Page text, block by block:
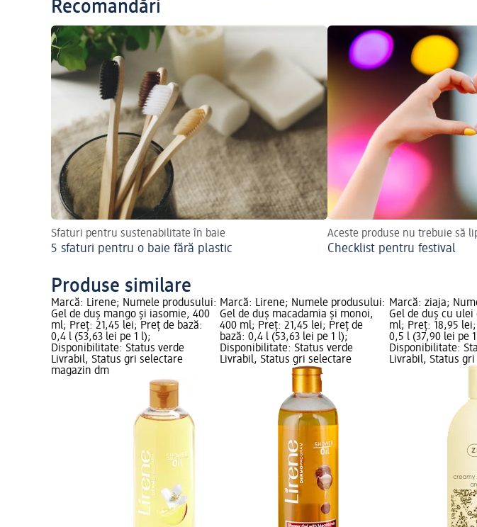
Recomandări
Sfaturi pentru sustenabilitate în baie
5 sfaturi pentru o baie fără plastic
Aceste produse nu trebuie să
Checklist pentru festival
Produse similare
Marcă: Lirene; Numele produsului:
Gel de duş mango şi iasomie, 400
ml; Preț: 21,45 lei; Preț de bază:
0,4 l (53,63 lei pe 1 l);
Disponibilitate: Status verde
Livrabil, Status gri selectare
magazin dm
Marcă: Lirene; Numele produsului:
Gel de duş macadamia şi monoi,
400 ml; Preț: 21,45 lei; Preț de
bază: 0,4 l (53,63 lei pe 1 l);
Disponibilitate: Status verde
Livrabil, Status gri selectare
Marcă: ziaja;
Gel de duș cu ulei
ml; Preț: 18,95
0,5 l (37,90 lei pe
Disponibilitate:
Livrabil, Status